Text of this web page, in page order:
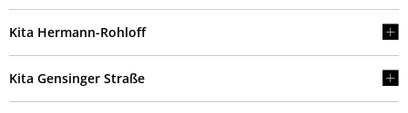
Kita Hermann-Rohloff
Kita Gensinger Straße